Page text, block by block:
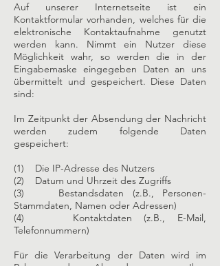
Auf unserer Internetseite ist ein
Kontaktformular vorhanden, welches für die
elektronische Kontaktaufnahme genutzt
werden kann. Nimmt ein Nutzer diese
Möglichkeit wahr, so werden die in der
Eingabemaske eingegeben Daten an uns
übermittelt und gespeichert. Diese Daten
sind:
Im Zeitpunkt der Absendung der Nachricht
werden zudem folgende Daten
gespeichert:
(1) Die IP-Adresse des Nutzers
(2) Datum und Uhrzeit des Zugriffs
(3) Bestandsdaten (z.B., Personen-
Stammdaten, Namen oder Adressen)
(4) Kontaktdaten (z.B., E-Mail,
Telefonnummern)
Für die Verarbeitung der Daten wird im